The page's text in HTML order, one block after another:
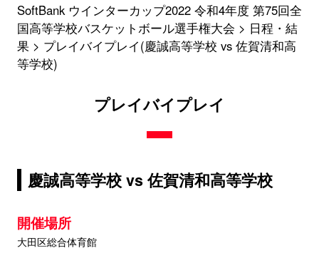
SoftBank ウインターカップ2022 令和4年度 第75回全
国高等学校バスケットボール選手権大会
日程・結
果
プレイバイプレイ(慶誠高等学校 vs 佐賀清和高
等学校)
プレイバイプレイ
慶誠高等学校 vs 佐賀清和高等学校
開催場所
大田区総合体育館